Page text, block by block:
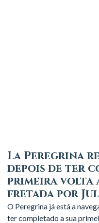
La Peregrina
depois de ter
primeira
fretada por
O Peregrina já está a
ter completado a sua